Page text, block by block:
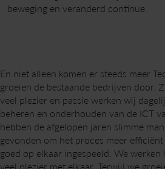
beweging en veranderd continue.
En niet alleen komen er steeds meer
groeien de bestaande bedrijven door.
veel plezier en passie werken wij
beheren en onderhouden van de ICT
hebben de afgelopen jaren slimme
gevonden om het proces meer
goed op elkaar ingespeeld. We